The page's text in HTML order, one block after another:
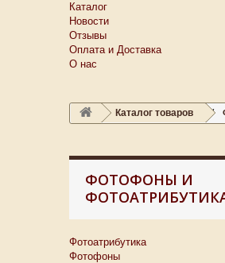
Каталог
Новости
Отзывы
Оплата и Доставка
О нас
Каталог товаров
ФОТОФОНЫ И
Фотоатрибутика
Фотофоны